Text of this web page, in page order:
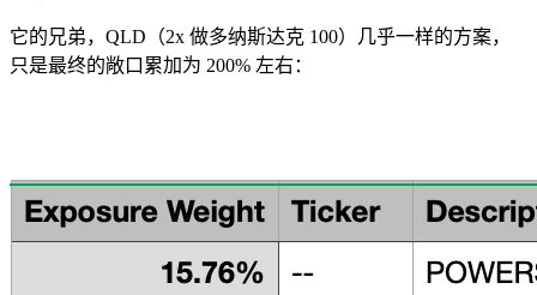
它的兄弟，QLD（2x 做多纳斯达克 100）几乎一样的方案，
只是最终的敞口累加为 200% 左右：